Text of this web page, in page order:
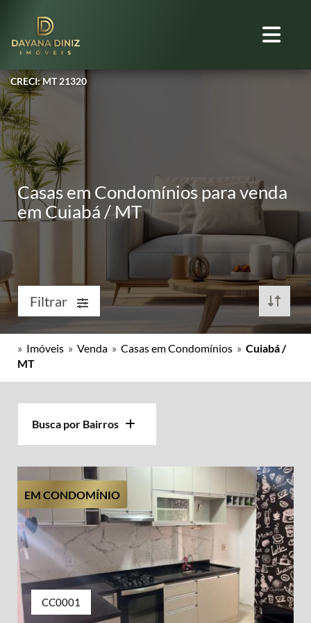
CRECI: MT 21320
Casas em Condomínios para venda
em Cuiabá / MT
Filtrar
» Imóveis » Venda » Casas em Condomínios » Cuiabá /
MT
Busca por Bairros
EM CONDOMÍNIO
CC0001